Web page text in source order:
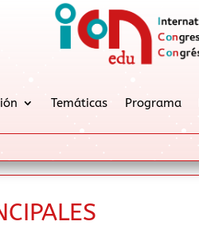
Temáticas Programa